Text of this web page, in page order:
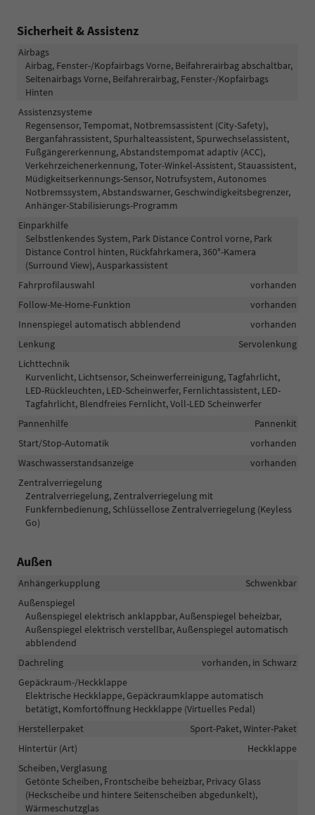
Sicherheit & Assistenz
Airbags
Airbag, Fenster-/Kopfairbags Vorne, Beifahrerairbag abschaltbar,
Seitenairbags Vorne, Beifahrerairbag, Fenster-/Kopfairbags
Hinten
Assistenzsysteme
Regensensor, Tempomat, Notbremsassistent (City-Safety),
Berganfahrassistent, Spurhalteassistent, Spurwechselassistent,
Fußgängererkennung, Abstandstempomat adaptiv (ACC),
Verkehrzeichenerkennung, Toter-Winkel-Assistent, Stauassistent,
Müdigkeitserkennungs-Sensor, Notrufsystem, Autonomes
Notbremssystem, Abstandswarner, Geschwindigkeitsbegrenzer,
Anhänger-Stabilisierungs-Programm
Einparkhilfe
Selbstlenkendes System, Park Distance Control vorne, Park
Distance Control hinten, Rückfahrkamera, 360°-Kamera
(Surround View), Ausparkassistent
Fahrprofilauswahl
vorhanden
Follow-Me-Home-Funktion
vorhanden
Innenspiegel automatisch abblendend
vorhanden
Lenkung
Servolenkung
Lichttechnik
Kurvenlicht, Lichtsensor, Scheinwerferreinigung, Tagfahrlicht,
LED-Rückleuchten, LED-Scheinwerfer, Fernlichtassistent, LED-
Tagfahrlicht, Blendfreies Fernlicht, Voll-LED Scheinwerfer
Pannenhilfe
Pannenkit
Start/Stop-Automatik
vorhanden
Waschwasserstandsanzeige
vorhanden
Zentralverriegelung
Zentralverriegelung, Zentralverriegelung mit
Funkfernbedienung, Schlüssellose Zentralverriegelung (Keyless
Go)
Außen
Anhängerkupplung
Schwenkbar
Außenspiegel
Außenspiegel elektrisch anklappbar, Außenspiegel beheizbar,
Außenspiegel elektrisch verstellbar, Außenspiegel automatisch
abblendend
Dachreling
vorhanden, in Schwarz
Gepäckraum-/Heckklappe
Elektrische Heckklappe, Gepäckraumklappe automatisch
betätigt, Komfortöffnung Heckklappe (Virtuelles Pedal)
Herstellerpaket
Sport-Paket, Winter-Paket
Hintertür (Art)
Heckklappe
Scheiben, Verglasung
Getönte Scheiben, Frontscheibe beheizbar, Privacy Glass
(Heckscheibe und hintere Seitenscheiben abgedunkelt),
Wärmeschutzglas